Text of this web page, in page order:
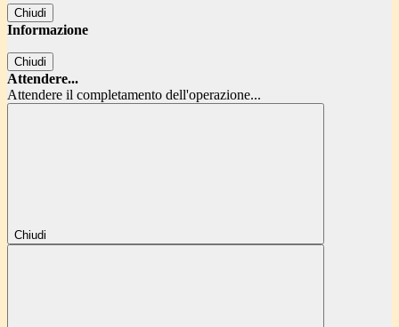
Chiudi
Informazione
Chiudi
Attendere...
Attendere il completamento dell'operazione...
Chiudi